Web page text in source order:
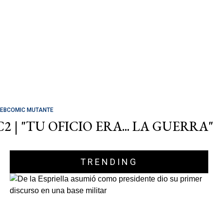
MUTANTE
| "TU OFICIO ERA... LA GUERRA"
TRENDING